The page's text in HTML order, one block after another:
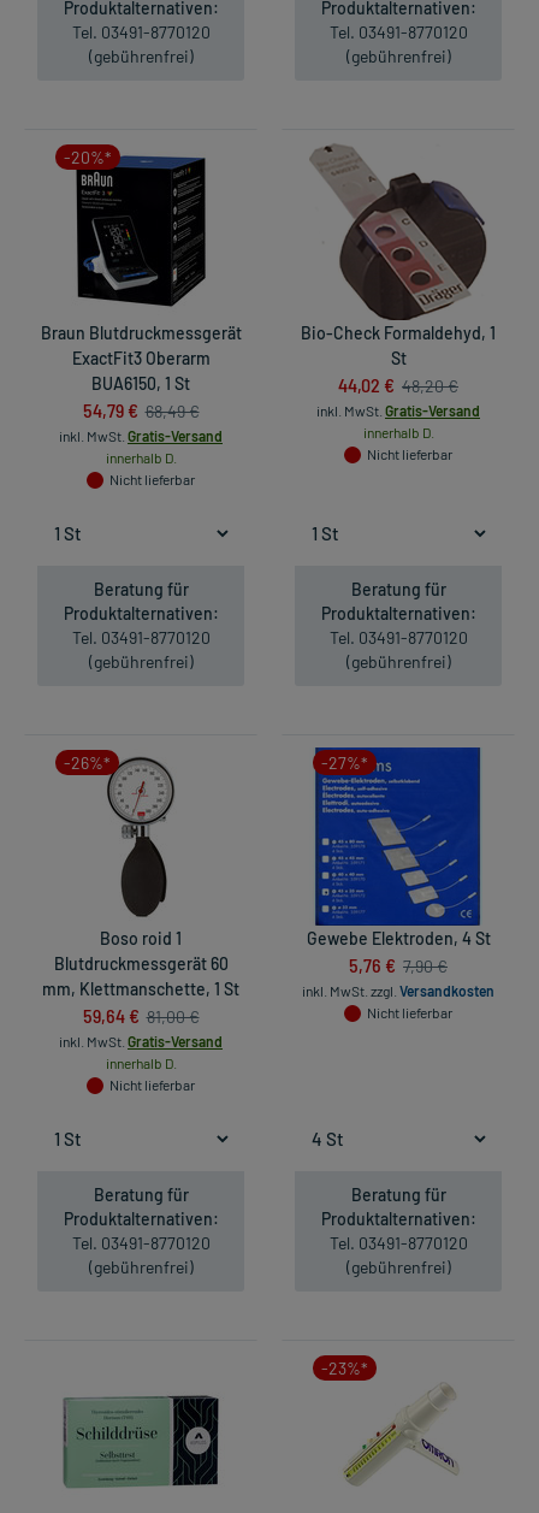
Produktalternativen:
Tel. 03491-8770120
(gebührenfrei)
Produktalternativen:
Tel. 03491-8770120
(gebührenfrei)
-20%*
Braun Blutdruckmessgerät
ExactFit3 Oberarm
BUA6150, 1 St
54,79 € 68,49 €
inkl. MwSt. Gratis-Versand
innerhalb D.
Nicht lieferbar
Beratung für
Produktalternativen:
Tel. 03491-8770120
(gebührenfrei)
Bio-Check Formaldehyd, 1
St
44,02 € 48,20 €
inkl. MwSt. Gratis-Versand
innerhalb D.
Nicht lieferbar
Beratung für
Produktalternativen:
Tel. 03491-8770120
(gebührenfrei)
-26%*
Boso roid 1
Blutdruckmessgerät 60
mm, Klettmanschette, 1 St
59,64 € 81,00 €
inkl. MwSt. Gratis-Versand
innerhalb D.
Nicht lieferbar
Beratung für
Produktalternativen:
Tel. 03491-8770120
(gebührenfrei)
-27%*
Gewebe Elektroden, 4 St
5,76 € 7,90 €
inkl. MwSt. zzgl. Versandkosten
Nicht lieferbar
Beratung für
Produktalternativen:
Tel. 03491-8770120
(gebührenfrei)
-23%*